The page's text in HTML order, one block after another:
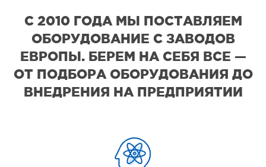
С 2010 ГОДА МЫ ПОСТАВЛЯЕМ
ОБОРУДОВАНИЕ С ЗАВОДОВ
ЕВРОПЫ. БЕРЕМ НА СЕБЯ ВСЕ —
ОТ ПОДБОРА ОБОРУДОВАНИЯ ДО
ВНЕДРЕНИЯ НА ПРЕДПРИЯТИИ